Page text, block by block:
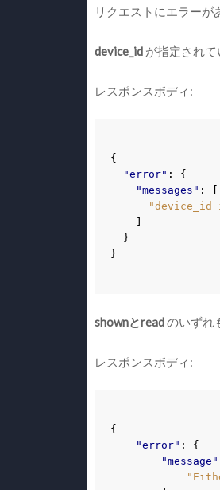
リクエストにエラー
device_id が指定され
レスポンスボディ:
{
"error" :
{
"messages" :
"device_id
}
}
shownとreadのいずれ
レスポンスボディ:
{
"error" :
{
"message"